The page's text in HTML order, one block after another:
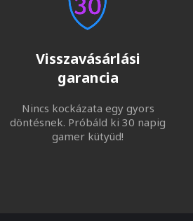
Visszavásárlási
garancia
Nincs kockázata egy gyors
döntésnek. Próbáld ki 30 napig
gamer kütyüd!